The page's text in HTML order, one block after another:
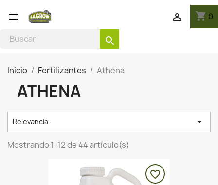
 shopping_cart 0

search
Inicio Fertilizantes Athena
ATHENA
Relevancia 
Mostrando 1-12 de 44 artículo(s)
favorite_border